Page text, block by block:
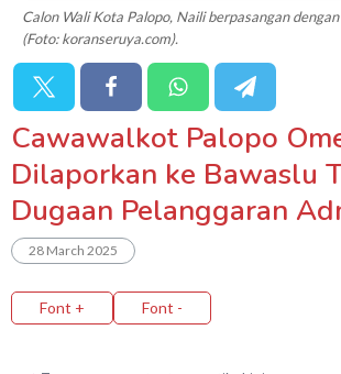
Calon Wali Kota Palopo, Naili berpasangan
(Foto: koranseruya.com).
Cawawalkot Palopo
Dilaporkan ke Bawaslu
Dugaan Pelanggaran
28 March 2025
Font + Font -